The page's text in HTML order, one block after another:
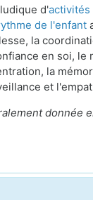
d'activités
de l'enfant
la
en soi, le
la
et
donnée